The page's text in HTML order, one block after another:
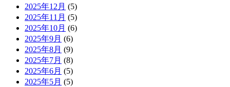
2025年12月 (5)
2025年11月 (5)
2025年10月 (6)
2025年9月 (6)
2025年8月 (9)
2025年7月 (8)
2025年6月 (5)
2025年5月 (5)